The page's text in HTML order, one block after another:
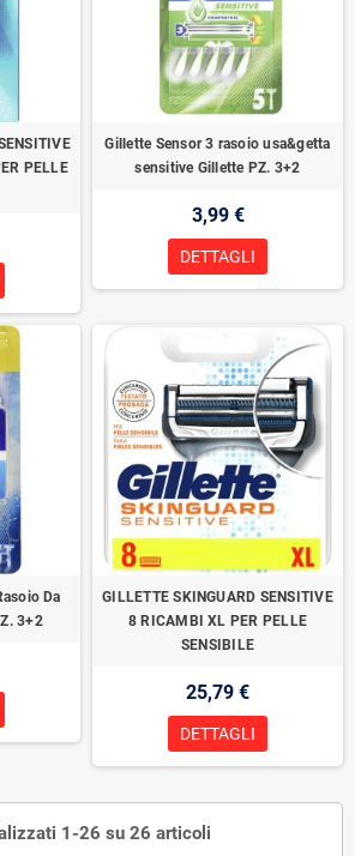
PELLE
Gillette Sensor 3 rasoio usa&getta
sensitive Gillette PZ. 3+2
3,99 €
DETTAGLI
Da
3+2
GILLETTE SKINGUARD SENSITIVE
8 RICAMBI XL PER PELLE
SENSIBILE
25,79 €
DETTAGLI
1-26 su 26 articoli